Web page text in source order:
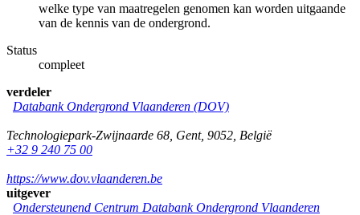
welke type van maatregelen genomen kan worden uitgaande
van de kennis van de ondergrond.
Status
compleet
verdeler
Databank Ondergrond Vlaanderen (DOV)
Technologiepark-Zwijnaarde 68 Gent, 9052 België
+32 9 240 75 00
https://www.dov.vlaanderen.be
uitgever
Ondersteunend Centrum Databank Ondergrond Vlaanderen